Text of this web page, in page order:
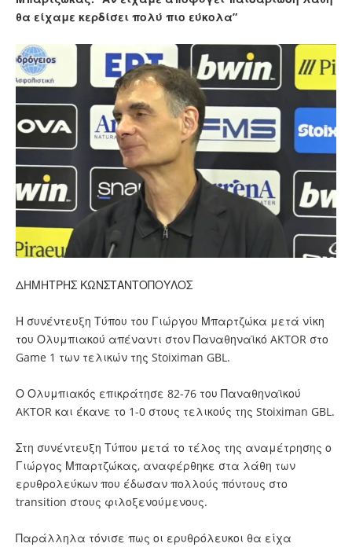
θα είχαμε κερδίσει πολύ πιο εύκολα”
ΔΗΜΗΤΡΗΣ ΚΩΝΣΤΑΝΤΟΠΟΥΛΟΣ
Η συνέντευξη Τύπου του Γιώργου Μπαρτζώκα μετά νίκη
του Ολυμπιακού απέναντι στον Παναθηναϊκό AKTOR στο
Game 1 των τελικών της Stoiximan GBL.
Ο Ολυμπιακός επικράτησε 82-76 του Παναθηναϊκού
AKTOR και έκανε το 1-0 στους τελικούς της Stoiximan GBL.
Στη συνέντευξη Τύπου μετά το τέλος της αναμέτρησης ο
Γιώργος Μπαρτζώκας, αναφέρθηκε στα λάθη των
ερυθρολεύκων που έδωσαν πολλούς πόντους στο
transition στους φιλοξενούμενους.
Παράλληλα τόνισε πως οι ερυθρόλευκοι θα είχα